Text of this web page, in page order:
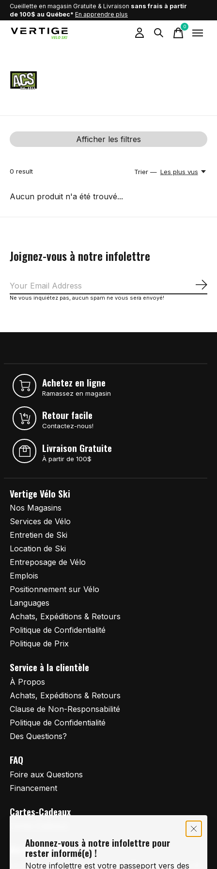
Cueillette en magasin Gratuite & Livraison sans frais à partir
de 100$ au Québec* En apprendre plus
0items
ACS
Afficher les filtres
0 result Trier — Les plus vus
Aucun produit n'a été trouvé...
Joignez-vous à notre infolettre
Ne vous inquiétez pas, aucun spam ne vous sera envoyé!
Achetez en ligne
Ramassez en magasin
Retour facile
Contactez-nous!
Livraison Gratuite
À partir de 100$
Vertige Vélo Ski
Nos Magasins
Services de Vélo
Entretien de Ski
Location de Ski
Entreposage de Vélo
Emplois
Positionnement sur Vélo
Languages
Achats, Expéditions & Retours
Politique de Confidentialité
Politique de Prix
Service à la clientèle
À Propos
Achats, Expéditions & Retours
Clause de Non-Responsabilité
Politique de Confidentialité
Des Questions?
FAQ
Foire aux Questions
Financement
Cartes-Cadeaux
Vertige Vélo Ski
La référence en vélo de route, vélo de montagne et
Abonnez-vous à notre infolettre pour
rester informé(e) !
Notre infolettre est votre passeport vers des